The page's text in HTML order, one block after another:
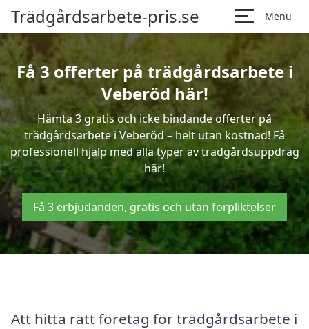
Trädgårdsarbete-pris.se Menu
Få 3 offerter på trädgårdsarbete i
Veberöd här!
Hämta 3 gratis och icke bindande offerter på
trädgårdsarbete i Veberöd – helt utan kostnad! Få
professionell hjälp med alla typer av trädgårdsuppdrag
här!
Få 3 erbjudanden, gratis och utan förpliktelser
Att hitta rätt företag för trädgårdsarbete i